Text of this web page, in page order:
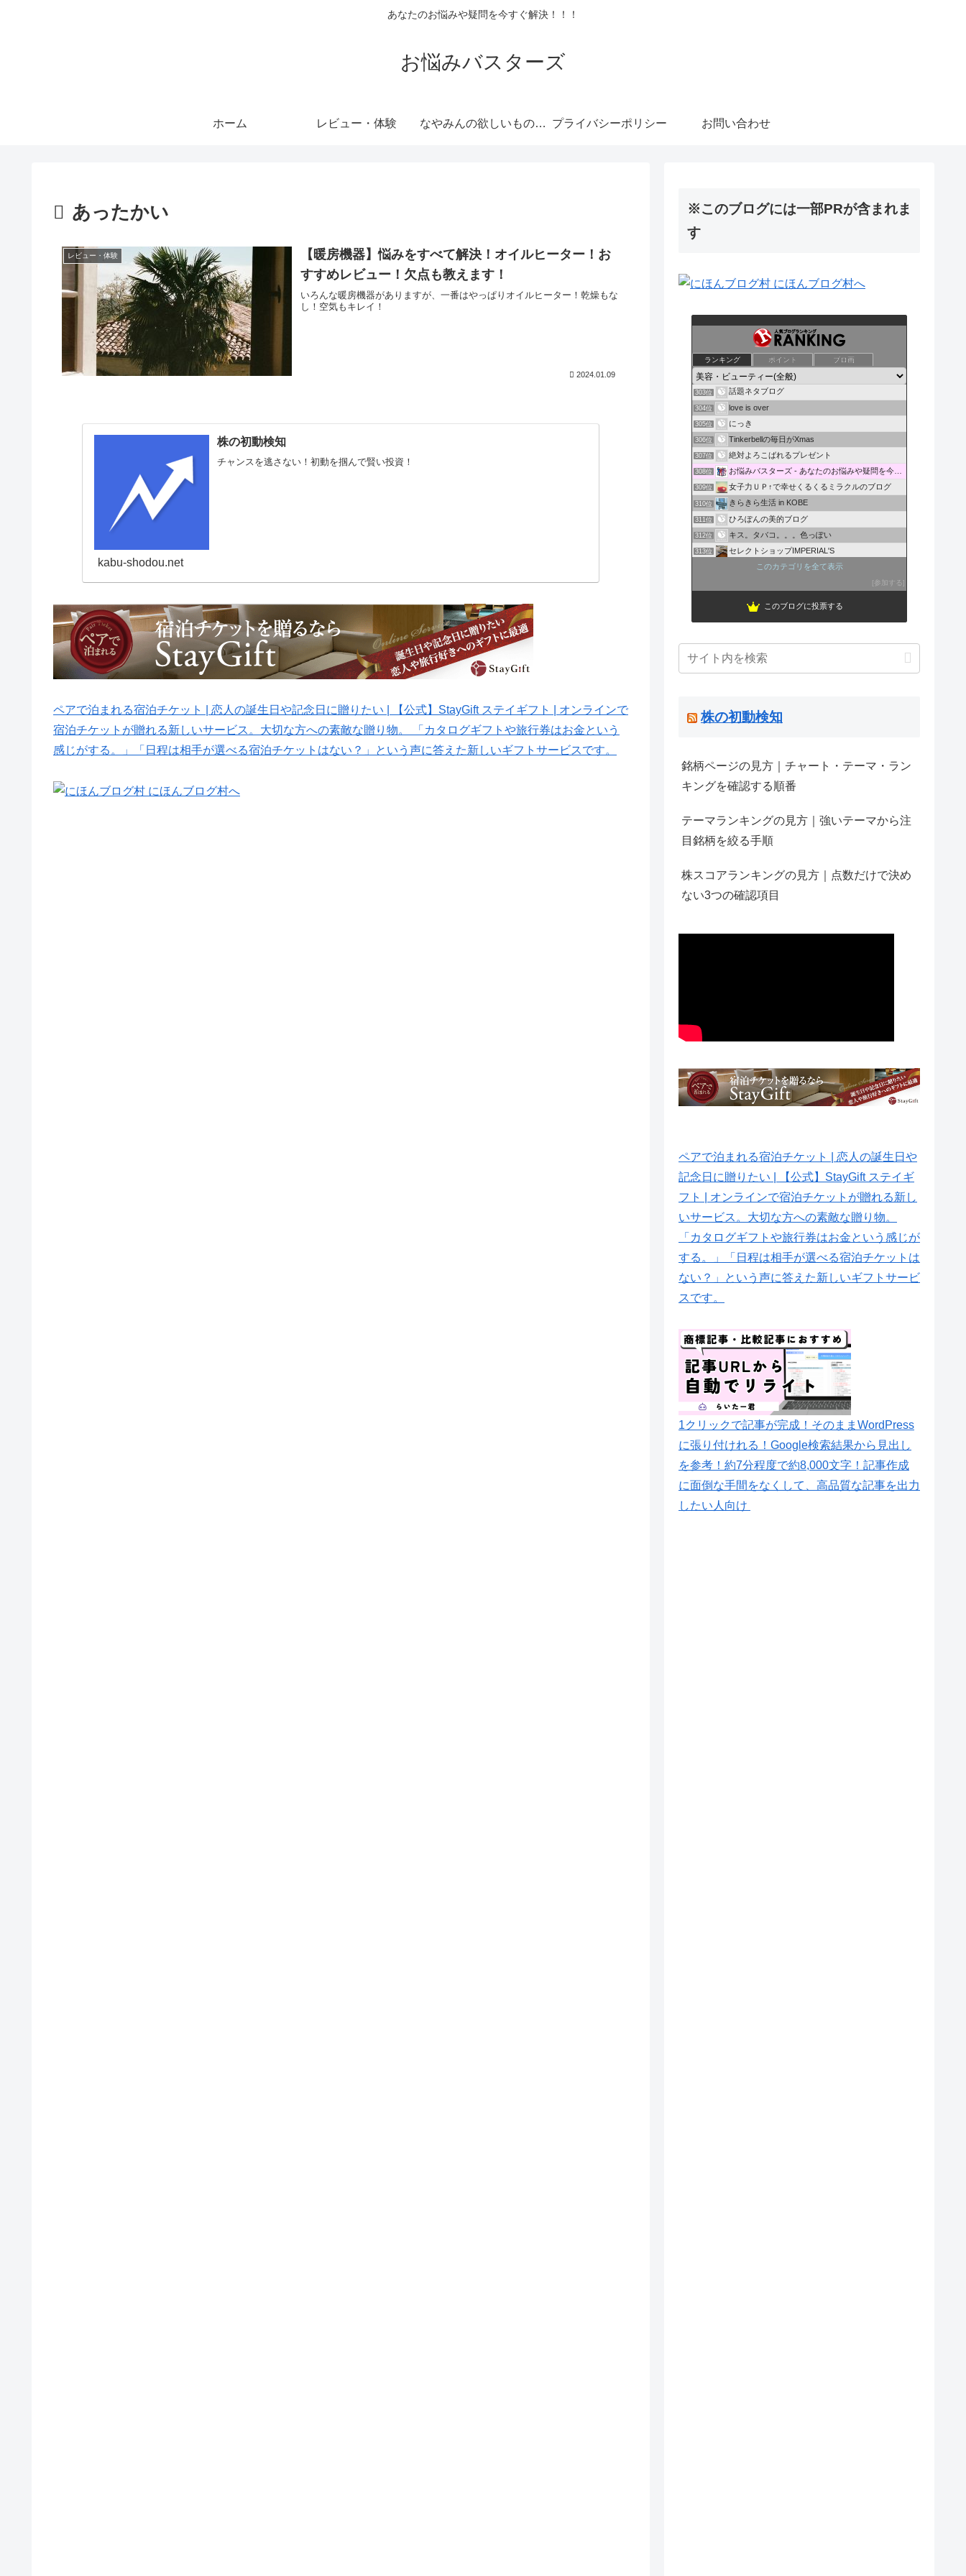
あなたのお悩みや疑問を今すぐ解決！！！
お悩みバスターズ
ホーム レビュー・体験 なやみんの欲しいものランキング プライバシーポリシー お問い合わせ
あったかい
レビュー・体験
【暖房機器】悩みをすべて解決！オイルヒーター！お
すすめレビュー！欠点も教えます！
いろんな暖房機器がありますが、一番はやっぱりオイルヒーター！乾燥もな
し！空気もキレイ！
2024.01.09
株の初動検知
チャンスを逃さない！初動を掴んで賢い投資！
kabu-shodou.net
ペアで泊まれる宿泊チケット | 恋人の誕生日や記念日に贈りたい | 【公式】StayGift ステイギフト | オンラインで
宿泊チケットが贈れる新しいサービス。大切な方への素敵な贈り物。 「カタログギフトや旅行券はお金という
感じがする。」「日程は相手が選べる宿泊チケットはない？」という声に答えた新しいギフトサービスです。
※このブログには一部PRが含まれま
す
ランキング ポイント ブロ画
301位 マカマカの奥様奮闘記
302位 クラリスの得ダネ！情報ＨＯＴ館
303位 話題ネタブログ
304位 love is over
305位 にっき
306位 Tinkerbellの毎日がXmas
307位 絶対よろこばれるプレゼント
308位 お悩みバスターズ - あなたのお悩みや疑問を今すぐ解決！
309位 女子力ＵＰ↑で幸せくるくるミラクルのブログ
310位 きらきら生活 in KOBE
311位 ひろぽんの美的ブログ
312位 キス。タバコ。。。色っぽい
313位 セレクトショップIMPERIAL'S
名古屋・栄の朝までネイルサロン
ビューティー＆ダイエット・頑張る３０代
このカテゴリを全て表示
参加する
このブログに投票する
株の初動検知
銘柄ページの見方｜チャート・テーマ・ラン
キングを確認する順番
テーマランキングの見方｜強いテーマから注
目銘柄を絞る手順
株スコアランキングの見方｜点数だけで決め
ない3つの確認項目
ペアで泊まれる宿泊チケット | 恋人の誕生日や
記念日に贈りたい | 【公式】StayGift ステイギ
フト | オンラインで宿泊チケットが贈れる新し
いサービス。大切な方への素敵な贈り物。
「カタログギフトや旅行券はお金という感じが
する。」「日程は相手が選べる宿泊チケットは
ない？」という声に答えた新しいギフトサービ
スです。
1クリックで記事が完成！そのままWordPress
に張り付けれる！Google検索結果から見出し
を参考！約7分程度で約8,000文字！記事作成
に面倒な手間をなくして、高品質な記事を出力
したい人向け